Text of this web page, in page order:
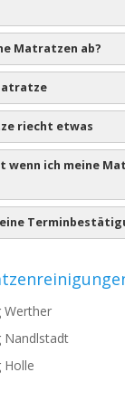
Matratzen ab?
riecht etwas
wenn ich meine
Werther
Nandlstadt
Holle